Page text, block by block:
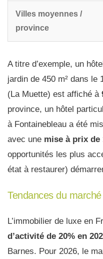
Villes moyennes /
province
A titre d’exemple, un
jardin de 450 m² dans le
(La Muette) est affiché à
province, un hôtel
à Fontainebleau a été
avec une mise à prix de
opportunités les plus
état à restaurer)
Tendances du
L’immobilier de luxe en
d’activité de 20% en
Barnes. Pour 2026, le